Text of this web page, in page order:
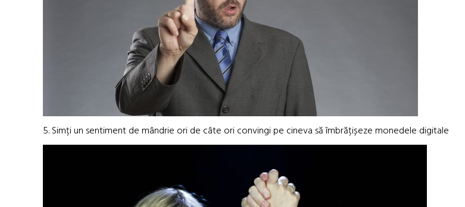
5. Simți un sentiment de mândrie ori de câte ori convingi pe cineva să îmbrățișeze monedele digitale